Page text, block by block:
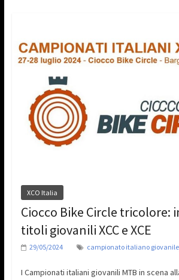
XCO Italia
Ciocco Bike Circle tricolore:
titoli giovanili XCC e XCE
29/05/2024 campionato italiano giovanile
I Campionati italiani giovanili MTB in scena